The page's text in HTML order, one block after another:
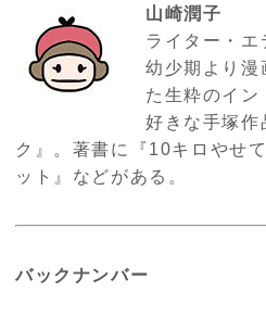
山崎潤子
ライター・エ
幼少期より漫
た生粋のイン
好きな手塚作
ク』。著書に『10キロやせ
ット』などがある。
バックナンバー